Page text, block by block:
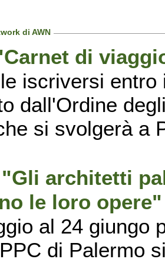
di AWN
di
iscriversi
dall'Ordine
si svolgerà a
architetti
le loro
al 24 giungo
di Palermo